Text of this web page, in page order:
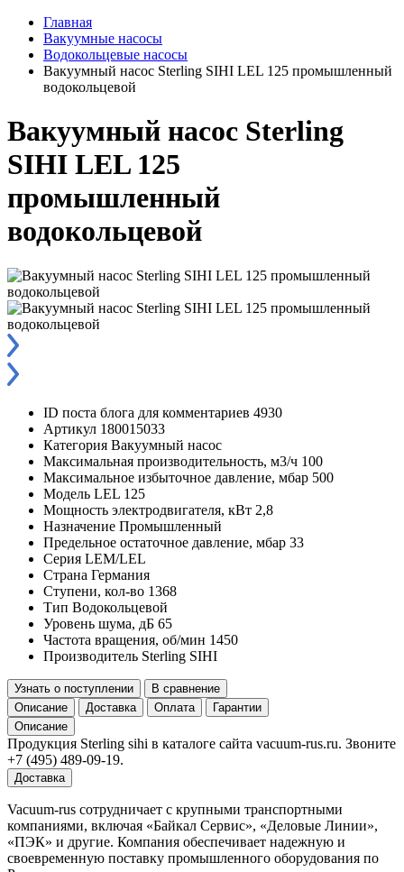
Главная
Вакуумные насосы
Водокольцевые насосы
Вакуумный насос Sterling SIHI LEL 125 промышленный
водокольцевой
Вакуумный насос Sterling
SIHI LEL 125
промышленный
водокольцевой
ID поста блога для комментариев 4930
Артикул 180015033
Категория Вакуумный насос
Максимальная производительность, м3/ч 100
Максимальное избыточное давление, мбар 500
Модель LEL 125
Мощность электродвигателя, кВт 2,8
Назначение Промышленный
Предельное остаточное давление, мбар 33
Серия LEM/LEL
Страна Германия
Ступени, кол-во 1368
Тип Водокольцевой
Уровень шума, дБ 65
Частота вращения, об/мин 1450
Производитель Sterling SIHI
Узнать о поступлении
В сравнение
Описание
Доставка Оплата
Гарантии
Описание
Продукция Sterling sihi в каталоге сайта vacuum-rus.ru. Звоните
+7 (495) 489-09-19.
Доставка
Vacuum-rus сотрудничает с крупными транспортными
компаниями, включая «Байкал Сервис», «Деловые Линии»,
«ПЭК» и другие. Компания обеспечивает надежную и
своевременную поставку промышленного оборудования по